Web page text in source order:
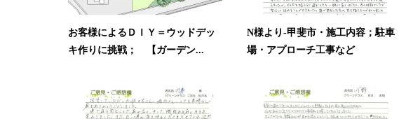
お客様によるＤＩＹ＝ウッドデッ
キ作りに挑戦； 【ガーデン...
N様より-甲斐市・施工内容；駐車
場・アプローチ工事など